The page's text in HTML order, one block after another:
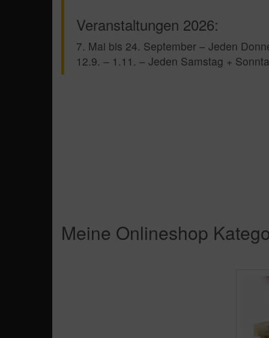
Veranstaltungen 2026:
7. Mai bis 24. September – Jeden
12.9. – 1.11. – Jeden Samstag +
Meine Onlineshop